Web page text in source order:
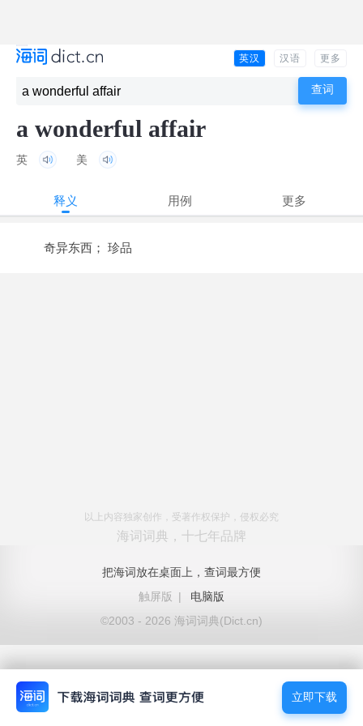
英汉 汉语 更多
a wonderful affair
英 美
释义 用例 更多
奇异东西； 珍品
以上内容独家创作，受著作权保护，侵权必究
海词词典，十七年品牌
把海词放在桌面上，查词最方便
触屏版
|
电脑版
©2003 - 2026 海词词典(Dict.cn)
立即下载
立即下载